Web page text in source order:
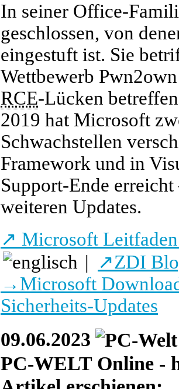
In seiner Office-
geschlossen, von
eingestuft ist. Sie
Wettbewerb
RCE-Lücken
2019 hat Microsoft
Schwachstellen
Framework und in
Support-Ende
weiteren Updates.
↗ Microsoft
| ↗ZDI
→Microsoft
Sicherheits-Updates
09.06.2023
PC-WELT Online -